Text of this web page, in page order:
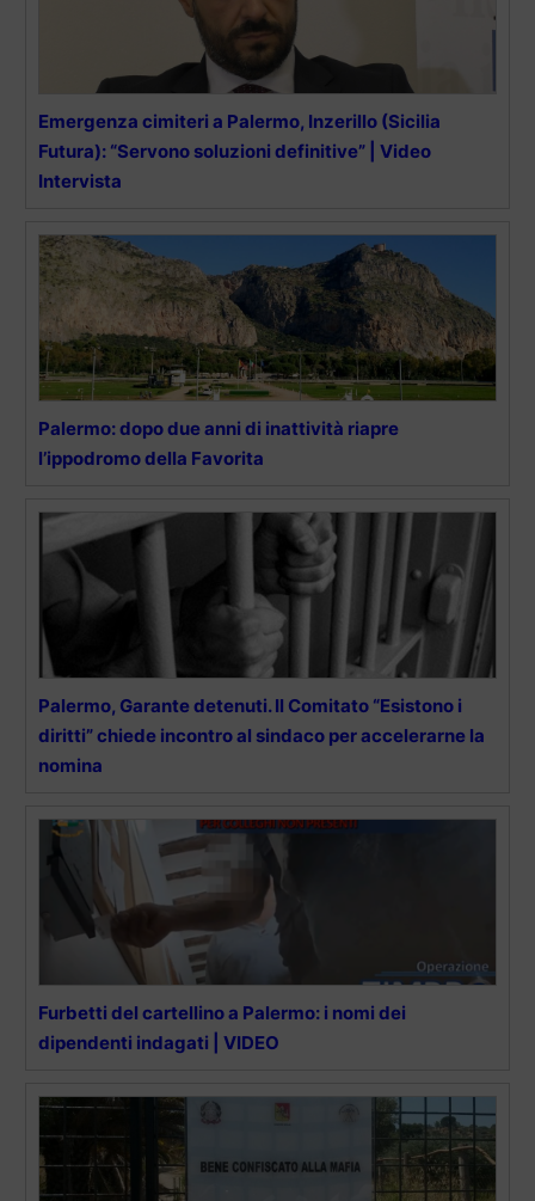
Emergenza cimiteri a Palermo, Inzerillo (Sicilia
Futura): “Servono soluzioni definitive” | Video
Intervista
Palermo: dopo due anni di inattività riapre
l’ippodromo della Favorita
Palermo, Garante detenuti. Il Comitato “Esistono i
diritti” chiede incontro al sindaco per accelerarne la
nomina
Furbetti del cartellino a Palermo: i nomi dei
dipendenti indagati | VIDEO